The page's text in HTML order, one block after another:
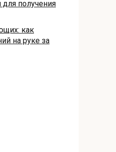
получения
как
на руке за